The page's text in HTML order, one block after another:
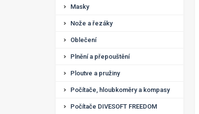
Masky
Nože a řezáky
Oblečení
Plnění a přepouštění
Ploutve a pružiny
Počítače, hloubkoměry a kompasy
Počítače DIVESOFT FREEDOM